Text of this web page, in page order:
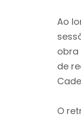
Ao
obra
de
O